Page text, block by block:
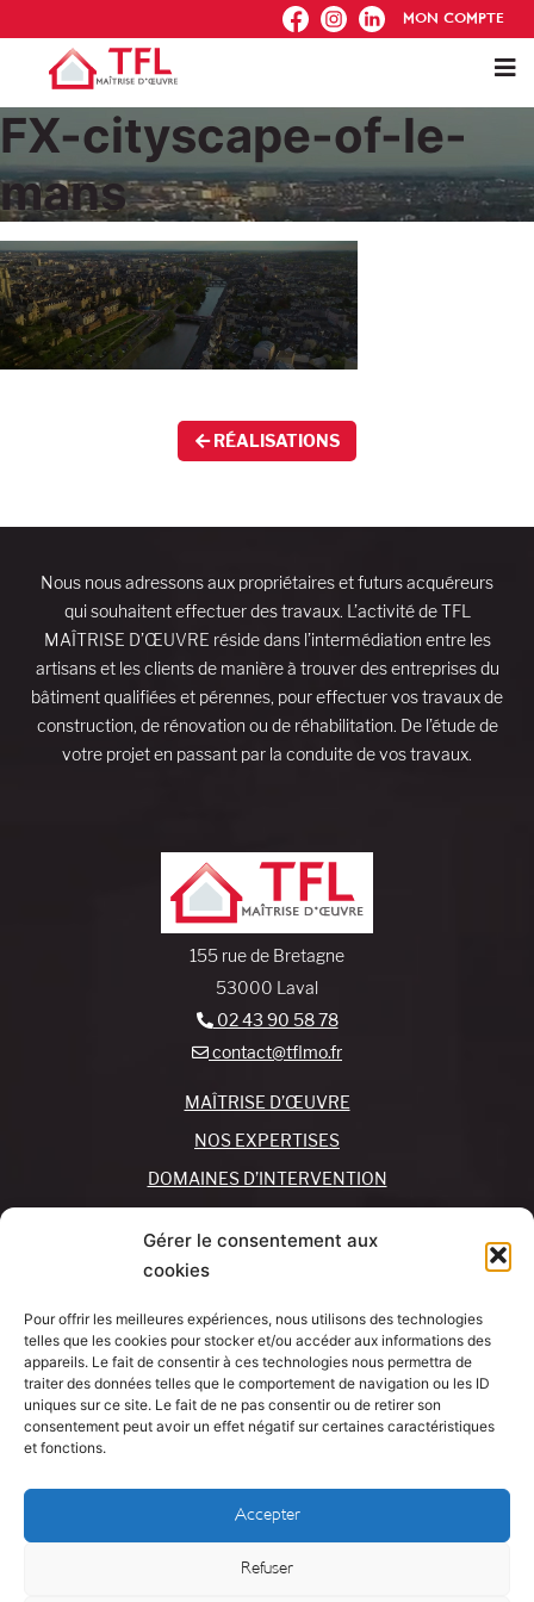
Gérer le consentement aux
cookies
Pour offrir les meilleures expériences, nous utilisons des technologies
telles que les cookies pour stocker et/ou accéder aux informations des
appareils. Le fait de consentir à ces technologies nous permettra de
traiter des données telles que le comportement de navigation ou les ID
uniques sur ce site. Le fait de ne pas consentir ou de retirer son
consentement peut avoir un effet négatif sur certaines caractéristiques
et fonctions.
Accepter
Refuser
FB IG IN MON COMPTE
FX-cityscape-of-le-
mans
RÉALISATIONS
Nous nous adressons aux propriétaires et futurs acquéreurs
qui souhaitent effectuer des travaux. L’activité de TFL
MAÎTRISE D’ŒUVRE réside dans l’intermédiation entre les
artisans et les clients de manière à trouver des entreprises du
bâtiment qualifiées et pérennes, pour effectuer vos travaux de
construction, de rénovation ou de réhabilitation. De l’étude de
votre projet en passant par la conduite de vos travaux.
155 rue de Bretagne
53000 Laval
02 43 90 58 78
contact@tflmo.fr
MAÎTRISE D’ŒUVRE
NOS EXPERTISES
DOMAINES D’INTERVENTION
REJOIGNEZ-NOUS !
MON COMPTE
SUIVEZ-NOUS !
Mentions légales
Politique de cookies
J’AI UN
PROJET